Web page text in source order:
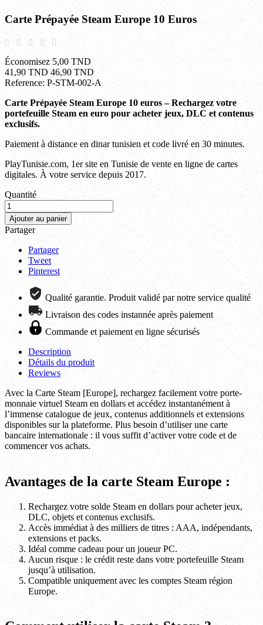
Carte Prépayée Steam Europe 10 Euros
Économisez 5,00 TND
41,90 TND 46,90 TND
Reference: P-STM-002-A
Carte Prépayée Steam Europe 10 euros – Rechargez votre
portefeuille Steam en euro pour acheter jeux, DLC et contenus
exclusifs.
Paiement à distance en dinar tunisien et code livré en 30 minutes.
PlayTunisie.com, 1er site en Tunisie de vente en ligne de cartes
digitales. À votre service depuis 2017.
Quantité
Ajouter au panier
Partager
Partager
Tweet
Pinterest
Qualité garantie. Produit validé par notre service qualité
Livraison des codes instannée après paiement
Commande et paiement en ligne sécurisés
Description
Détails du produit
Reviews
Avec la Carte Steam [Europe], rechargez facilement votre porte-
monnaie virtuel Steam en dollars et accédez instantanément à
l’immense catalogue de jeux, contenus additionnels et extensions
disponibles sur la plateforme. Plus besoin d’utiliser une carte
bancaire internationale : il vous suffit d’activer votre code et de
commencer vos achats.
Avantages de la carte Steam Europe :
Rechargez votre solde Steam en dollars pour acheter jeux,
DLC, objets et contenus exclusifs.
Accès immédiat à des milliers de titres : AAA, indépendants,
extensions et packs.
Idéal comme cadeau pour un joueur PC.
Aucun risque : le crédit reste dans votre portefeuille Steam
jusqu’à utilisation.
Compatible uniquement avec les comptes Steam région
Europe.